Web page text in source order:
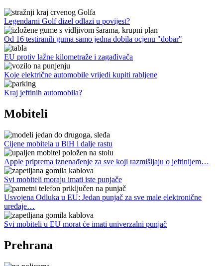
Legendarni Golf dizel odlazi u povijest?
Od 16 testiranih guma samo jedna dobila ocjenu "dobar"
EU protiv lažne kilometraže i zagađivača
Koje električne automobile vrijedi kupiti rabljene
Kraj jeftinih automobila?
Mobiteli
Cijene mobitela u BiH i dalje rastu
Apple priprema iznenađenje za sve koji razmišljaju o jeftinijem…
Svi mobiteli moraju imati iste punjače
Usvojena Odluka u EU: Jedan punjač za sve male elektronične
uređaje…
Svi mobiteli u EU morat će imati univerzalni punjač
Prehrana